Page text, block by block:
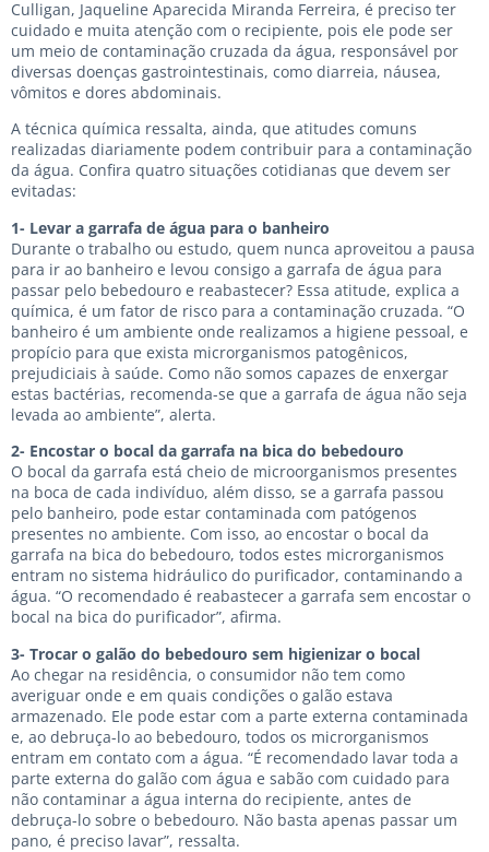
Culligan, Jaqueline Aparecida Miranda Ferreira, é preciso ter
cuidado e muita atenção com o recipiente, pois ele pode ser
um meio de contaminação cruzada da água, responsável por
diversas doenças gastrointestinais, como diarreia, náusea,
vômitos e dores abdominais.
A técnica química ressalta, ainda, que atitudes comuns
realizadas diariamente podem contribuir para a contaminação
da água. Confira quatro situações cotidianas que devem ser
evitadas:
1- Levar a garrafa de água para o banheiro
Durante o trabalho ou estudo, quem nunca aproveitou a pausa
para ir ao banheiro e levou consigo a garrafa de água para
passar pelo bebedouro e reabastecer? Essa atitude, explica a
química, é um fator de risco para a contaminação cruzada. “O
banheiro é um ambiente onde realizamos a higiene pessoal, e
propício para que exista microrganismos patogênicos,
prejudiciais à saúde. Como não somos capazes de enxergar
estas bactérias, recomenda-se que a garrafa de água não seja
levada ao ambiente”, alerta.
2- Encostar o bocal da garrafa na bica do bebedouro
O bocal da garrafa está cheio de microorganismos presentes
na boca de cada indivíduo, além disso, se a garrafa passou
pelo banheiro, pode estar contaminada com patógenos
presentes no ambiente. Com isso, ao encostar o bocal da
garrafa na bica do bebedouro, todos estes microrganismos
entram no sistema hidráulico do purificador, contaminando a
água. “O recomendado é reabastecer a garrafa sem encostar o
bocal na bica do purificador”, afirma.
3- Trocar o galão do bebedouro sem higienizar o bocal
Ao chegar na residência, o consumidor não tem como
averiguar onde e em quais condições o galão estava
armazenado. Ele pode estar com a parte externa contaminada
e, ao debruça-lo ao bebedouro, todos os microrganismos
entram em contato com a água. “É recomendado lavar toda a
parte externa do galão com água e sabão com cuidado para
não contaminar a água interna do recipiente, antes de
debruça-lo sobre o bebedouro. Não basta apenas passar um
pano, é preciso lavar”, ressalta.